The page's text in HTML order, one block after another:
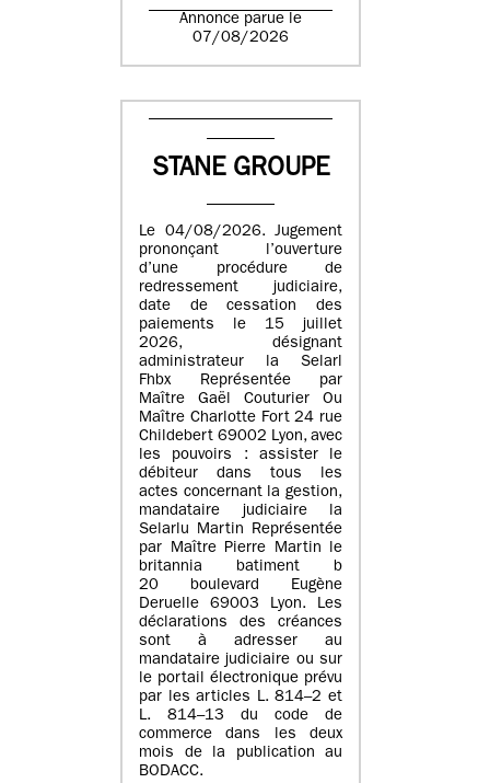
Annonce parue le
07/08/2026
STANE GROUPE
Le 04/08/2026. Jugement
prononçant l’ouverture
d’une procédure de
redressement judiciaire,
date de cessation des
paiements le 15 juillet
2026, désignant
administrateur la Selarl
Fhbx Représentée par
Maître Gaël Couturier Ou
Maître Charlotte Fort 24 rue
Childebert 69002 Lyon, avec
les pouvoirs : assister le
débiteur dans tous les
actes concernant la gestion,
mandataire judiciaire la
Selarlu Martin Représentée
par Maître Pierre Martin le
britannia batiment b
20 boulevard Eugène
Deruelle 69003 Lyon. Les
déclarations des créances
sont à adresser au
mandataire judiciaire ou sur
le portail électronique prévu
par les articles L. 814–2 et
L. 814–13 du code de
commerce dans les deux
mois de la publication au
BODACC.